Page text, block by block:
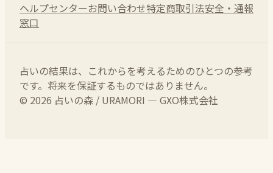
ヘルプセンターお問い合わせ特定商取引法安全・通報
窓口
占いの結果は、これからを考えるためのひとつの参考
です。将来を保証するものではありません。
© 2026 占いの森 / URAMORI — GXO株式会社